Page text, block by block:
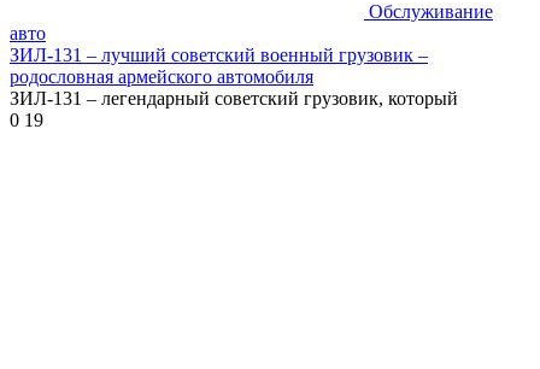
Обслуживание
авто
ЗИЛ-131 – лучший советский военный грузовик –
родословная армейского автомобиля
ЗИЛ-131 – легендарный советский грузовик, который
0 19